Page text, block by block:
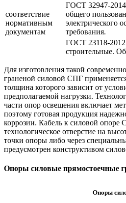
соответствие
нормативным
документам
ГОСТ 32947-
общего
электрического
требования.
ГОСТ 23118-
строительные.
Для изготовления такой
граненой силовой СПГ
толщина которого зависит от
предполагаемой нагрузки.
части опор освещения включает
поэтому готовая продукция
коррозии. Кабель к силовой опоре
технологическое отверстие на
точки опоры либо через
предусмотрен конструктивом
Опоры силовые прямостоечные
Опоры